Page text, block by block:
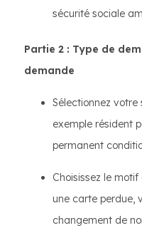
sécurité sociale
Partie 2 : Type de
demande
Sélectionnez
exemple résident
permanent
Choisissez le
une carte perdue,
changement de